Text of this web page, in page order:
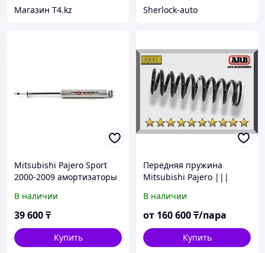
Магазин T4.kz Sherlock-auto
Mitsubishi Pajero Sport
2000-2009 амортизаторы
Gas
В наличии
39 600₸
Купить
Передняя пружина
Mitsubishi Pajero |||
В наличии
от 160 600₸/пара
Купить